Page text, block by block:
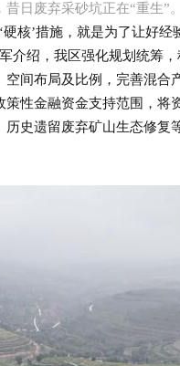
日废弃采砂坑正在“重生”。
核’措施，就是为了让好经
介绍，我区强化规划统筹
间布局及比例，完善混合
性金融资金支持范围，将
史遗留废弃矿山生态修复